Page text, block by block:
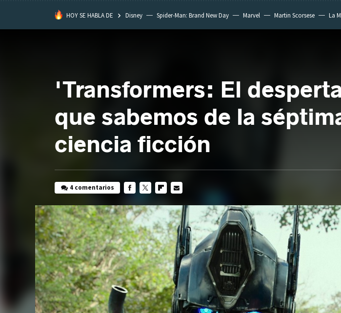
HOY SE HABLA DE Disney Spider-Man: Brand New Day Marvel Martin Scorsese La
'Transformers: El
que sabemos de la
ciencia ficción
4 comentarios
MAIL